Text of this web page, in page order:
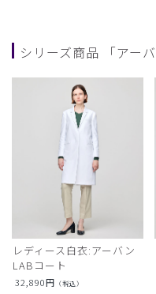
シリーズ商品 「アーバ
レディース白衣:アーバン
LABコート
32,890円 （税込）